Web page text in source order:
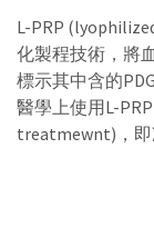
L-PRP
化製程技術，將
標示其中含的
醫學上使用L-
treatmewnt)，即